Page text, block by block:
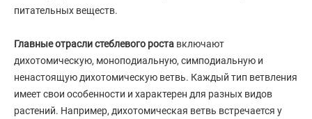
питательных веществ.
Главные отрасли стеблевого роста включают
дихотомическую, моноподиальную, симподиальную и
ненастоящую дихотомическую ветвь. Каждый тип ветвления
имеет свои особенности и характерен для разных видов
растений. Например, дихотомическая ветвь встречается у